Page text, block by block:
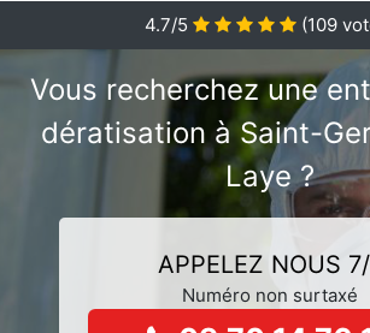
4.7/5
(109
Vous recherchez une
dératisation à Saint-
Laye ?
APPELEZ NOUS
Numéro non surtaxé